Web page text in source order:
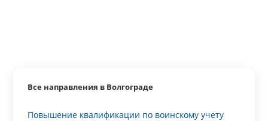
Все направления в Волгограде
Повышение квалификации по воинскому учету